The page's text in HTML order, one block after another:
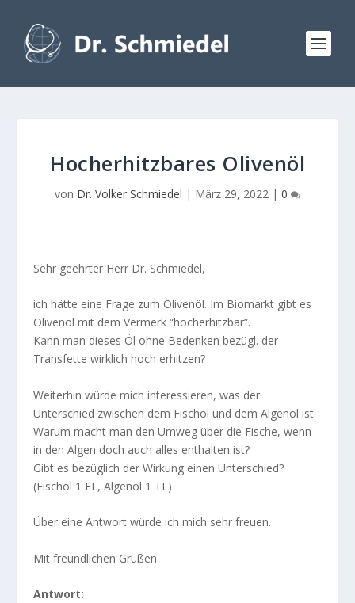
Hocherhitzbares Olivenöl
von Dr. Volker Schmiedel | März 29, 2022 | 0
Sehr geehrter Herr Dr. Schmiedel,
ich hätte eine Frage zum Olivenöl. Im Biomarkt gibt es
Olivenöl mit dem Vermerk “hocherhitzbar”.
Kann man dieses Öl ohne Bedenken bezügl. der
Transfette wirklich hoch erhitzen?
Weiterhin würde mich interessieren, was der
Unterschied zwischen dem Fischöl und dem Algenöl ist.
Warum macht man den Umweg über die Fische, wenn
in den Algen doch auch alles enthalten ist?
Gibt es bezüglich der Wirkung einen Unterschied?
(Fischöl 1 EL, Algenöl 1 TL)
Über eine Antwort würde ich mich sehr freuen.
Mit freundlichen Grüßen
Antwort: